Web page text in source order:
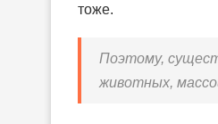
тоже.
Поэтому,
животных,